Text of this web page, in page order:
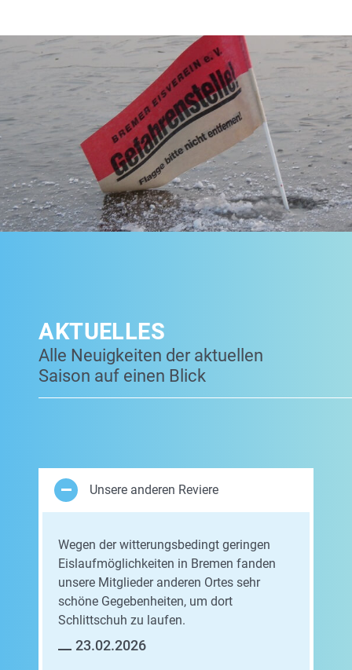
AKTUELLES
Alle Neuigkeiten der aktuellen
Saison auf einen Blick
Unsere anderen Reviere
Wegen der witterungsbedingt geringen
Eislaufmöglichkeiten in Bremen fanden
unsere Mitglieder anderen Ortes sehr
schöne Gegebenheiten, um dort
Schlittschuh zu laufen.
23.02.2026